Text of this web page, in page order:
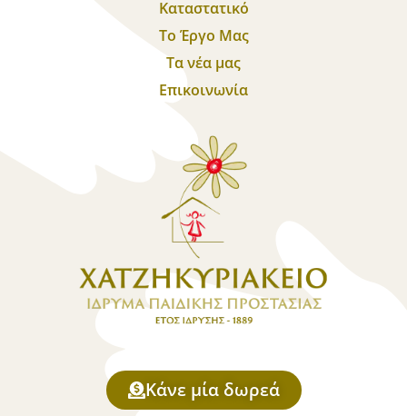
Καταστατικό
Το Έργο Μας
Τα νέα μας
Επικοινωνία
Κάνε μία δωρεά